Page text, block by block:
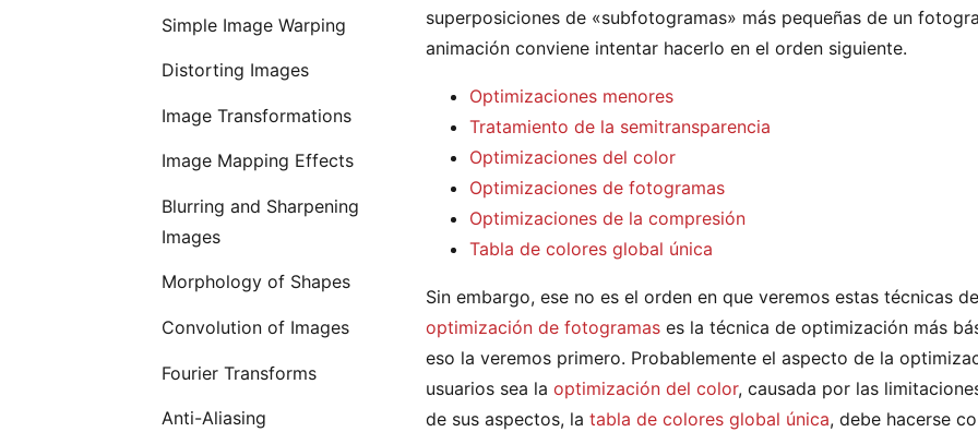
Simple Image Warping
Distorting Images
Image Transformations
Image Mapping Effects
Blurring and Sharpening
Images
Morphology of Shapes
Convolution of Images
Fourier Transforms
Anti-Aliasing
superposiciones de «subfotogramas» más pequeñas de un
animación conviene intentar hacerlo en el orden siguiente.
Optimizaciones menores
Tratamiento de la semitransparencia
Optimizaciones del color
Optimizaciones de fotogramas
Optimizaciones de la compresión
Tabla de colores global única
Sin embargo, ese no es el orden en que veremos estas técnicas
optimización de fotogramas es la técnica de optimización más
eso la veremos primero. Probablemente el aspecto de la
usuarios sea la optimización del color, causada por las
de sus aspectos, la tabla de colores global única, debe hacerse